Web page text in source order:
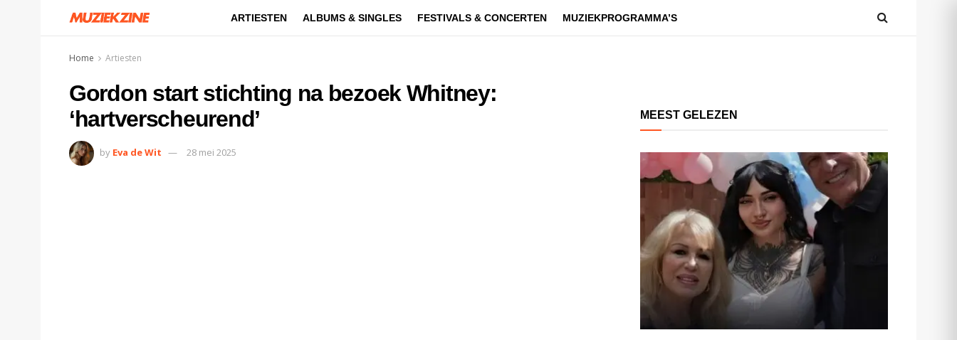
ARTIESTEN ALBUMS & SINGLES FESTIVALS & CONCERTEN MUZIEKPROGRAMMA’S
Home Artiesten
Gordon start stichting na bezoek Whitney:
‘hartverscheurend’
by Eva de Wit 28 mei 2025
MEEST GELEZEN